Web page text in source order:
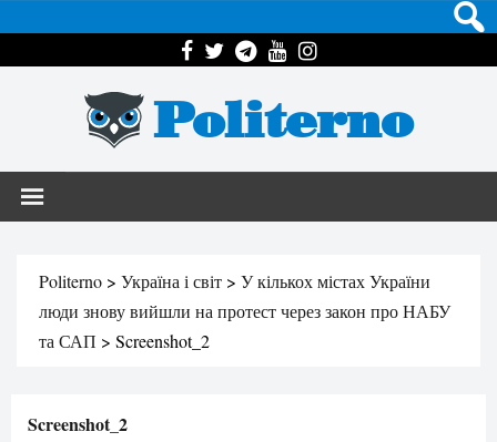
Politerno
Politerno > Україна і світ > У кількох містах України
люди знову вийшли на протест через закон про НАБУ
та САП > Screenshot_2
Screenshot_2